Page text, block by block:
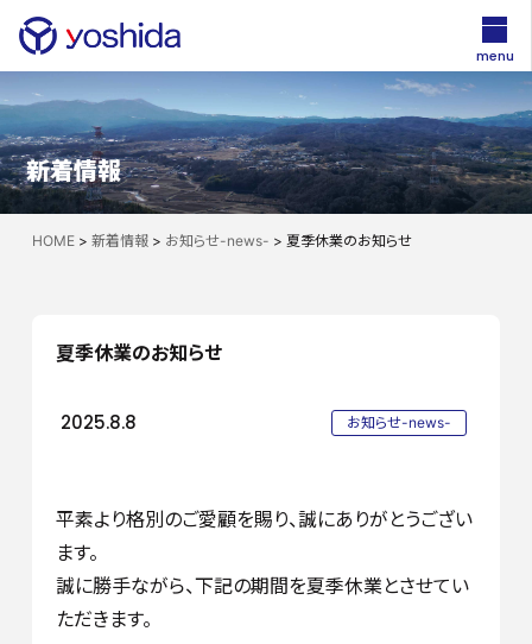
新着情報
HOME> 新着情報> お知らせ-news- > 夏季休業のお知らせ
夏季休業のお知らせ
2025.8.8 お知らせ-news-
平素より格別のご愛顧を賜り、誠にありがとうござい
ます。
誠に勝手ながら、下記の期間を夏季休業とさせてい
ただきます。
menu